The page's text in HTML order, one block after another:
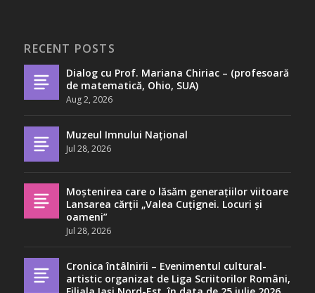
RECENT POSTS
Dialog cu Prof. Mariana Chiriac – (profesoară
de matematică, Ohio, SUA)
Aug 2, 2026
Muzeul Imnului Național
Jul 28, 2026
Moștenirea care o lăsăm generațiilor viitoare
Lansarea cărții „Valea Cuțignei. Locuri și
oameni”
Jul 28, 2026
Cronica întâlnirii – Evenimentul cultural-
artistic organizat de Liga Scriitorilor Români,